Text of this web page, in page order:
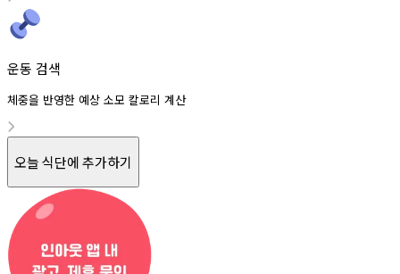
운동 검색
체중을 반영한 예상 소모 칼로리 계산
오늘 식단에 추가하기